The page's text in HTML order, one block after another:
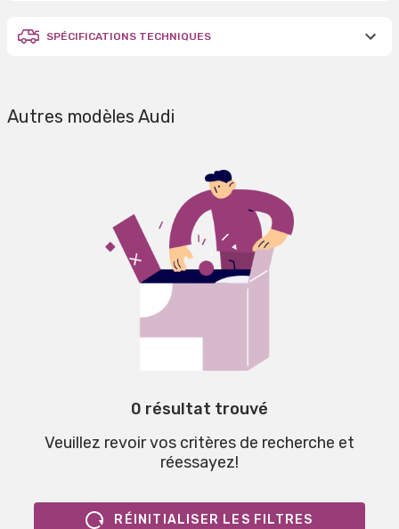
SPÉCIFICATIONS TECHNIQUES
Autres modèles Audi
0 résultat trouvé
Veuillez revoir vos critères de recherche et
réessayez!
RÉINITIALISER LES FILTRES